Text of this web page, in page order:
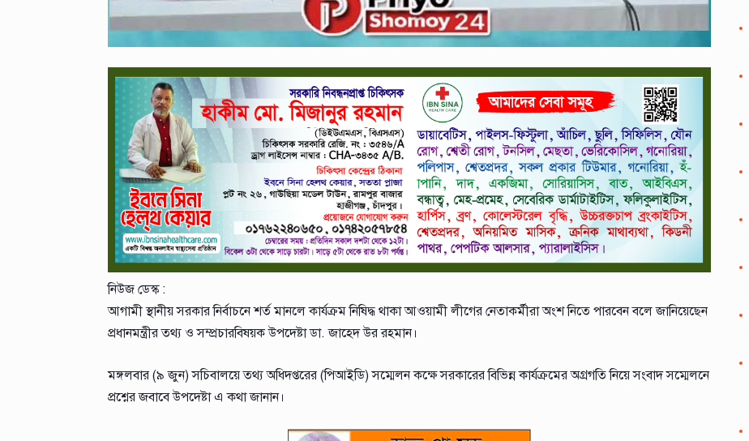
নিউজ ডেস্ক :
আগামী স্থানীয় সরকার নির্বাচনে শর্ত মানলে কার্যক্রম নিষিদ্ধ থাকা আওয়ামী লীগের নেতাকর্মীরা অংশ নিতে পারবেন বলে জানিয়েছেন
প্রধানমন্ত্রীর তথ্য ও সম্প্রচারবিষয়ক উপদেষ্টা ডা. জাহেদ উর রহমান।
মঙ্গলবার (৯ জুন) সচিবালয়ে তথ্য অধিদপ্তরের (পিআইডি) সম্মেলন কক্ষে সরকারের বিভিন্ন কার্যক্রমের অগ্রগতি নিয়ে সংবাদ সম্মেলনে
প্রশ্নের জবাবে উপদেষ্টা এ কথা জানান।